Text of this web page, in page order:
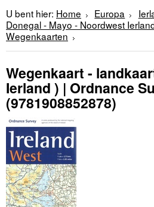
U bent hier: Home Europa
Donegal - Mayo - Noordwest
Wegenkaarten
Wegenkaart -
Ierland ) | Ordnance
(9781908852878)